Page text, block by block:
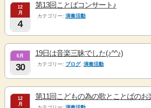
12
月
4
第13回ことばコンサート♪
カテゴリー: 演奏活動
6月
30
19日は音楽三昧でした(♪^^♪)
カテゴリー: ブログ, 演奏活動
12
月
第11回こどもの為の歌とことばのお